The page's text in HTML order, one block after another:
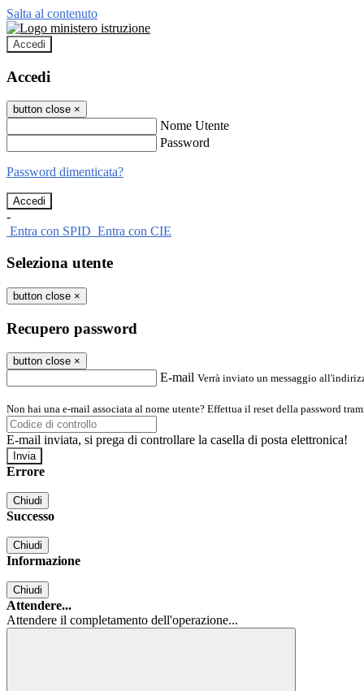
Salta al contenuto
Accedi
Accedi
button close ×
Nome Utente
Password
Password dimenticata?
-
Entra con SPID Entra con CIE
Seleziona utente
button close ×
Recupero password
button close ×
E-mail Verrà inviato un messaggio
Non hai una e-mail associata al nome utente? Effettua il reset della password
E-mail inviata, si prega di controllare la casella di posta elettronica!
Errore
Chiudi
Successo
Chiudi
Informazione
Chiudi
Attendere...
Attendere il completamento dell'operazione...